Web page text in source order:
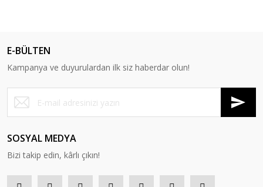
E-BÜLTEN
Kampanya ve duyurulardan ilk siz haberdar olun!
SOSYAL MEDYA
Bizi takip edin, kârlı çıkın!